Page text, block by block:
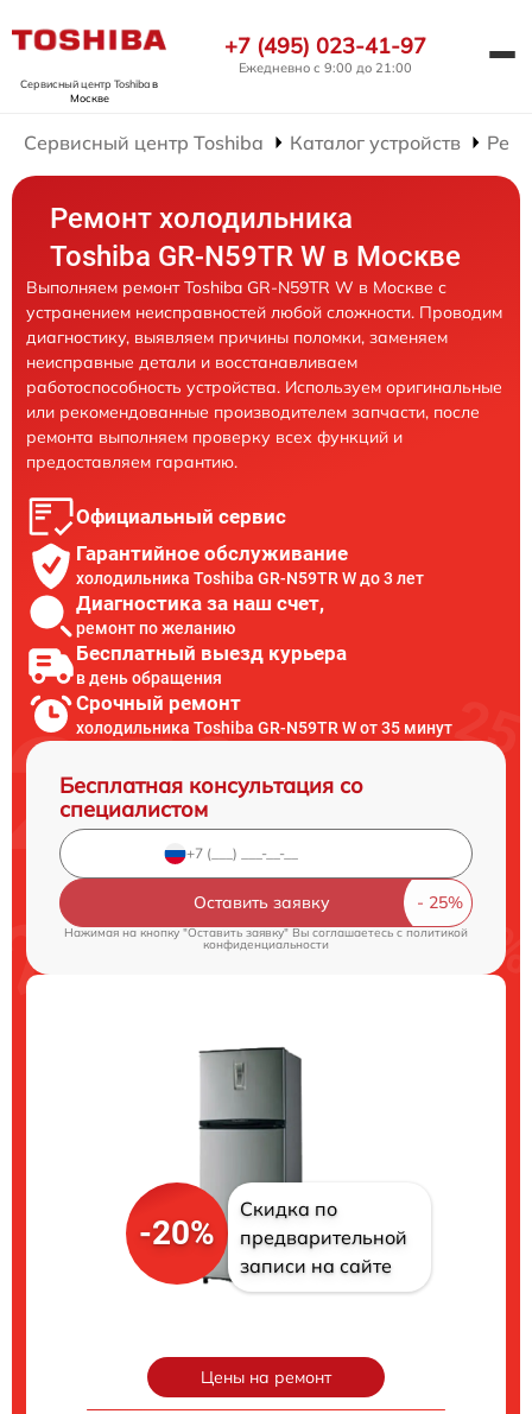
Сервисный центр Toshibaв
Москве
+7 (495) 023-41-97
Ежедневно с 9:00 до 21:00
Сервисный центр Toshiba Каталог устройств
Ремонт холодильника
Toshiba GR-N59TR W в Москве
Выполняем ремонт Toshiba GR-N59TR W в Москве с
устранением неисправностей любой сложности. Проводим
диагностику, выявляем причины поломки, заменяем
неисправные детали и восстанавливаем
работоспособность устройства. Используем оригинальные
или рекомендованные производителем запчасти, после
ремонта выполняем проверку всех функций и
предоставляем гарантию.
Официальный сервис
Гарантийное обслуживание
холодильника Toshiba GR-N59TR W до 3 лет
Диагностика за наш счет,
ремонт по желанию
Бесплатный выезд курьера
в день обращения
Срочный ремонт
холодильника Toshiba GR-N59TR W от 35 минут
Бесплатная консультация со
специалистом
Оставить заявку
Нажимая на кнопку "Оставить заявку" Вы соглашаетесь cполитикой
конфиденциальности
-20%
Скидка по
предварительной
записи на сайте
Цены на ремонт